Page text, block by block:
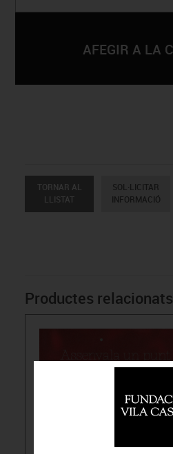
TORNAR AL
LLISTAT
SOL·LICITAR
INFORMACIÓ
Productes relacionats